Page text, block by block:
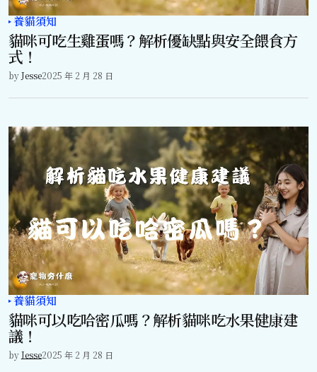
養貓須知
貓咪可吃生雞蛋嗎？解析優缺點與安全餵食方
式！
byJesse2025 年 2 月 28 日
養貓須知
貓咪可以吃哈密瓜嗎？解析貓咪吃水果健康建
議！
byJesse2025 年 2 月 28 日